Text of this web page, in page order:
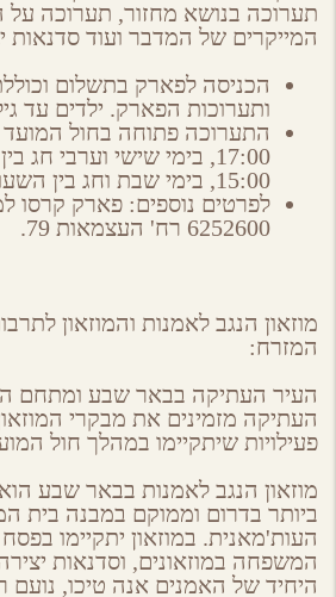
תערוכה בנושא מחזור, תערוכה על
המייקרים של המדבר ועוד סדנאות
הכניסה לפארק בתשלום
ותערוכות הפארק. ילדים עד גיל 5-
15:00, בימי שבת וחג בין השעות 18:00- 10:00.
6252600 רח' העצמאות 79.
מוזאון הנגב לאמנות והמוזאון
המזרח:
העיר העתיקה בבאר שבע ומתחם
העתיקה מזמינים את מבקרי
פעילויות שיתקיימו במהלך חול המועד
מוזאון הנגב לאמנות בבאר שבע
ביותר בדרום וממוקם במבנה בית
העות'מאנית. במוזאון יתקיימו
המשפחה במוזאונים, וסדנאות
היחיד של האמנים אנה טיכו, נועם